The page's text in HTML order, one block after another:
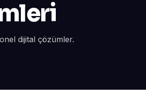
dijital çözümler.